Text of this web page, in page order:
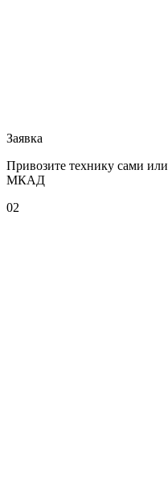
Заявка
Привозите технику сами
МКАД
02